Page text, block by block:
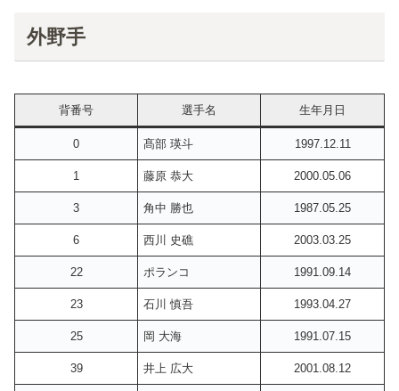
外野手
背番号 選手名 生年月日
0 髙部 瑛斗 1997.12.11
1 藤原 恭大 2000.05.06
3 角中 勝也 1987.05.25
6 西川 史礁 2003.03.25
22 ポランコ 1991.09.14
23 石川 慎吾 1993.04.27
25 岡 大海 1991.07.15
39 井上 広大 2001.08.12